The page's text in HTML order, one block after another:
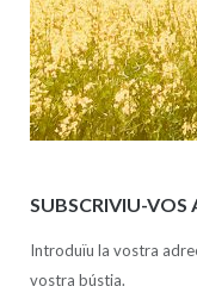
SUBSCRIVIU-VOS
Introduïu la vostra
vostra bústia.